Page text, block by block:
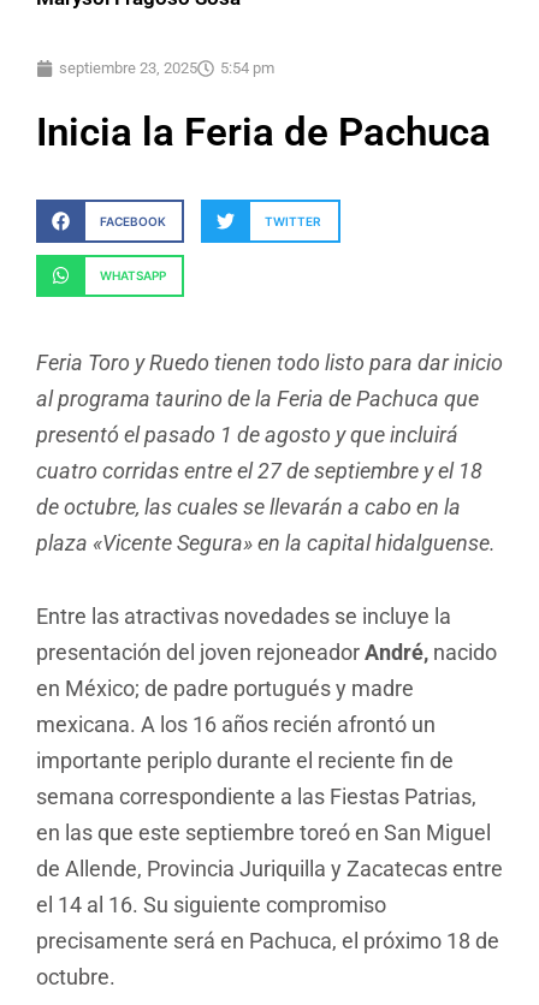
septiembre 23, 2025 5:54 pm
Inicia la Feria de Pachuca
FACEBOOK TWITTER
WHATSAPP
Feria Toro y Ruedo tienen todo listo para dar inicio
al programa taurino de la Feria de Pachuca que
presentó el pasado 1 de agosto y que incluirá
cuatro corridas entre el 27 de septiembre y el 18
de octubre, las cuales se llevarán a cabo en la
plaza «Vicente Segura» en la capital hidalguense.
Entre las atractivas novedades se incluye la
presentación del joven rejoneadorAndré, nacido
en México; de padre portugués y madre
mexicana. A los 16 años recién afrontó un
importante periplo durante el reciente fin de
semana correspondiente a las Fiestas Patrias,
en las que este septiembre toreó en San Miguel
de Allende, Provincia Juriquilla y Zacatecas entre
el 14 al 16. Su siguiente compromiso
precisamente será en Pachuca, el próximo 18 de
octubre.